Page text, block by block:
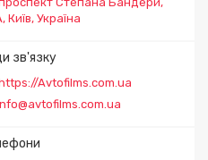
Київ, Україна
Avtofilms.com.ua